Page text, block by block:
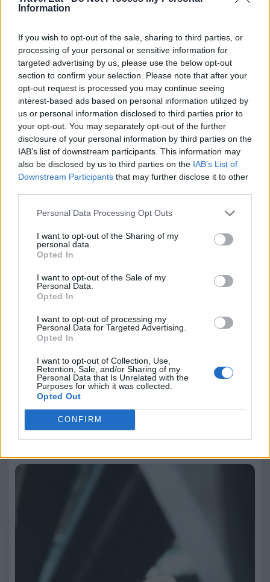
Information
If you wish to opt-out of the sale, sharing to third parties, or
processing of your personal or sensitive information for
targeted advertising by us, please use the below opt-out
section to confirm your selection. Please note that after your
opt-out request is processed you may continue seeing
interest-based ads based on personal information utilized by
us or personal information disclosed to third parties prior to
your opt-out. You may separately opt-out of the further
disclosure of your personal information by third parties on the
IAB’s list of downstream participants. This information may
also be disclosed by us to third parties on the IAB’s List of
Downstream Participants that may further disclose it to other
Personal Data Processing Opt Outs
I want to opt-out of the Sharing of my
personal data.
Opted In
I want to opt-out of the Sale of my
Personal Data.
Opted In
I want to opt-out of processing my
Personal Data for Targeted Advertising.
Opted In
I want to opt-out of Collection, Use,
Retention, Sale, and/or Sharing of my
Personal Data that Is Unrelated with the
Purposes for which it was collected.
Opted Out
CONFIRM
Leggi anche:
Estate 2026: birra protagonista della convivialità